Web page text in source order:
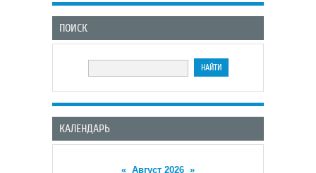
ПОИСК
КАЛЕНДАРЬ
« Август 2026 »